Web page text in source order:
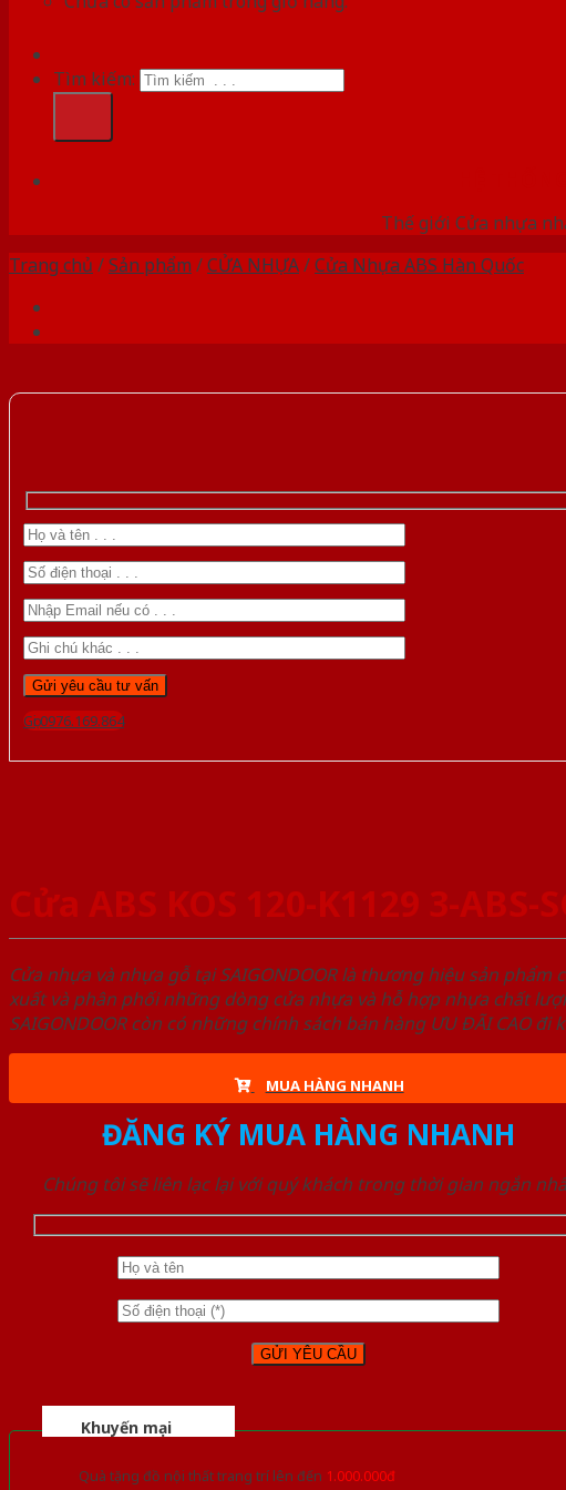
Tìm kiếm:
Thế giới Cửa nhựa
Trang chủ /Sản phẩm /CỬA NHỰA/Cửa Nhựa ABS Hàn Quốc
Gọi 0976.169.864
Cửa ABS KOS 120-K1129 3-ABS-
Cửa nhựa và nhựa gỗ tại SAIGONDOOR là thương hiệu sản
xuất và phân phối những dòng cửa nhựa và hỗ hợp nhựa chất
SAIGONDOOR còn có những chính sách bán hàng ƯU ĐÃI CAO
MUA HÀNG NHANH
ĐĂNG KÝ MUA HÀNG NHANH
Chúng tôi sẽ liên lạc lại với quý khách trong thời gian ngắn
Khuyến mại
Quà tặng đồ nội thất trang trí lên đến 1.000.000đ